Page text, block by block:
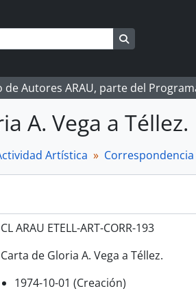
Autores ARAU, parte del
A. Vega a Téllez.
Artística Correspondencia
CL ARAU ETELL-ART-CORR-193
Carta de Gloria A. Vega a Téllez.
1974-10-01 (Creación)